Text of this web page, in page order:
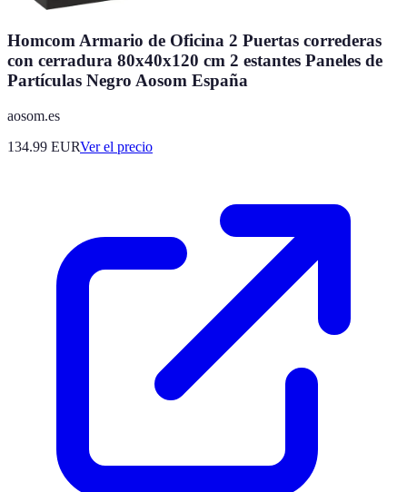
Homcom Armario de Oficina 2 Puertas correderas
con cerradura 80x40x120 cm 2 estantes Paneles de
Partículas Negro Aosom España
aosom.es
134.99 EURVer el precio